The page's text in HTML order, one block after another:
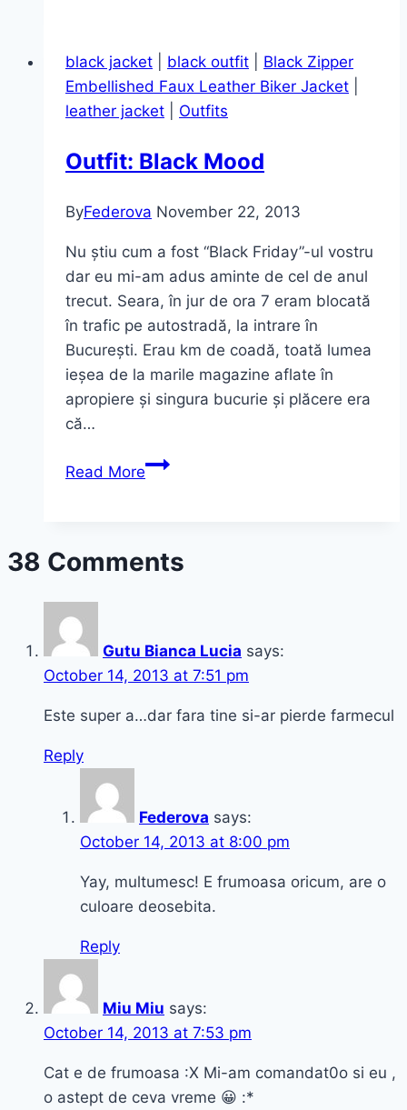
black jacket
black outfit
Black Zipper
Embellished Faux Leather Biker Jacket
leather jacket
Outfits
Outfit: Black Mood
ByFederova November 22, 2013
Nu știu cum a fost “Black Friday”-ul vostru
dar eu mi-am adus aminte de cel de anul
trecut. Seara, în jur de ora 7 eram blocată
în trafic pe autostradă, la intrare în
București. Erau km de coadă, toată lumea
ieșea de la marile magazine aflate în
apropiere și singura bucurie și plăcere era
că…
Read MoreOutfit:
38 Comments
Gutu Bianca Lucia says:
October 14, 2013 at 7:51 pm
Este super a…dar fara tine si-ar pierde farmecul
Reply
Federova says:
October 14, 2013 at 8:00 pm
Yay, multumesc! E frumoasa oricum, are o
culoare deosebita.
Reply
Miu Miu says:
October 14, 2013 at 7:53 pm
Cat e de frumoasa :X Mi-am comandat0o si eu ,
o astept de ceva vreme 😀 :*